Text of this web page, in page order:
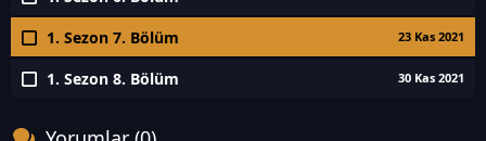
1. Sezon 7. Bölüm 23 Kas 2021
1. Sezon 8. Bölüm 30 Kas 2021